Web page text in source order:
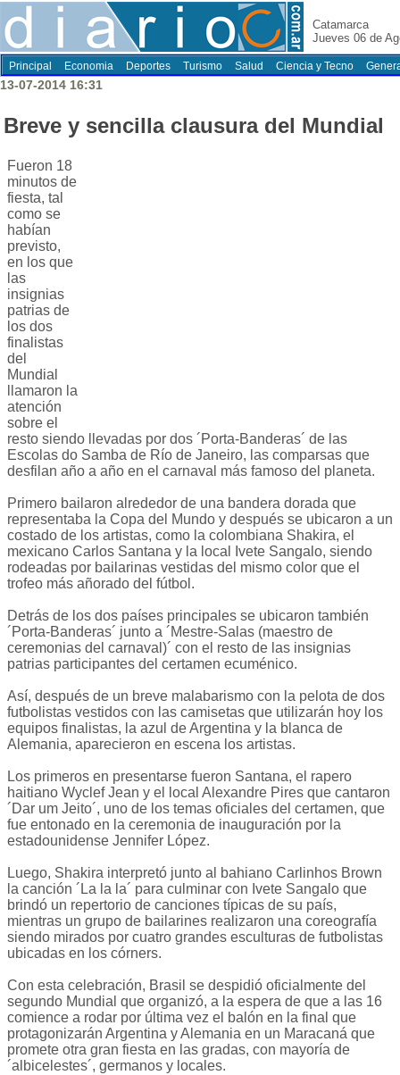
Catamarca
Jueves 06 de
Principal Economia Deportes Turismo Salud Ciencia y Tecno
13-07-2014 16:31
Breve y sencilla clausura del Mundial
Fueron 18
minutos de
fiesta, tal
como se
habían
previsto,
en los que
las
insignias
patrias de
los dos
finalistas
del
Mundial
llamaron la
atención
sobre el
resto siendo llevadas por dos ´Porta-Banderas´ de las
Escolas do Samba de Río de Janeiro, las comparsas que
desfilan año a año en el carnaval más famoso del planeta.
Primero bailaron alrededor de una bandera dorada que
representaba la Copa del Mundo y después se ubicaron a un
costado de los artistas, como la colombiana Shakira, el
mexicano Carlos Santana y la local Ivete Sangalo, siendo
rodeadas por bailarinas vestidas del mismo color que el
trofeo más añorado del fútbol.
Detrás de los dos países principales se ubicaron también
´Porta-Banderas´ junto a ´Mestre-Salas (maestro de
ceremonias del carnaval)´ con el resto de las insignias
patrias participantes del certamen ecuménico.
Así, después de un breve malabarismo con la pelota de dos
futbolistas vestidos con las camisetas que utilizarán hoy los
equipos finalistas, la azul de Argentina y la blanca de
Alemania, aparecieron en escena los artistas.
Los primeros en presentarse fueron Santana, el rapero
haitiano Wyclef Jean y el local Alexandre Pires que cantaron
´Dar um Jeito´, uno de los temas oficiales del certamen, que
fue entonado en la ceremonia de inauguración por la
estadounidense Jennifer López.
Luego, Shakira interpretó junto al bahiano Carlinhos Brown
la canción ´La la la´ para culminar con Ivete Sangalo que
brindó un repertorio de canciones típicas de su país,
mientras un grupo de bailarines realizaron una coreografía
siendo mirados por cuatro grandes esculturas de futbolistas
ubicadas en los córners.
Con esta celebración, Brasil se despidió oficialmente del
segundo Mundial que organizó, a la espera de que a las 16
comience a rodar por última vez el balón en la final que
protagonizarán Argentina y Alemania en un Maracaná que
promete otra gran fiesta en las gradas, con mayoría de
´albicelestes´, germanos y locales.